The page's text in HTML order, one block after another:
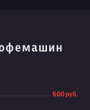
600 руб.